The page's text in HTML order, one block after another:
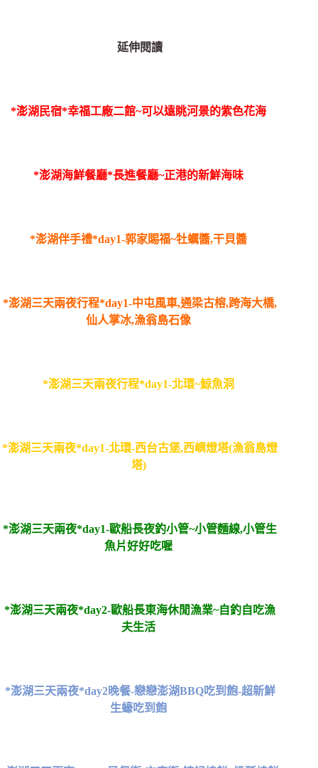
延伸閱讀
*澎湖民宿*幸福工廠二館~可以遠眺河景的紫色花海
*澎湖海鮮餐廳*長進餐廳~正港的新鮮海味
*澎湖伴手禮*day1-郭家賜福~牡蠣醬,干貝醬
*澎湖三天兩夜行程*day1-中屯風車,通梁古榕,跨海大橋,
仙人掌冰,漁翁島石像
*澎湖三天兩夜行程*day1-北環~鯨魚洞
*澎湖三天兩夜*day1-北環-西台古堡,西嶼燈塔(漁翁島燈
塔)
*澎湖三天兩夜*day1-歐船長夜釣小管~小管麵線,小管生
魚片好好吃喔
*澎湖三天兩夜*day2-歐船長東海休閒漁業~自釣自吃漁
夫生活
*澎湖三天兩夜*day2晚餐-戀戀澎湖BBQ吃到飽-超新鮮
生蠔吃到飽